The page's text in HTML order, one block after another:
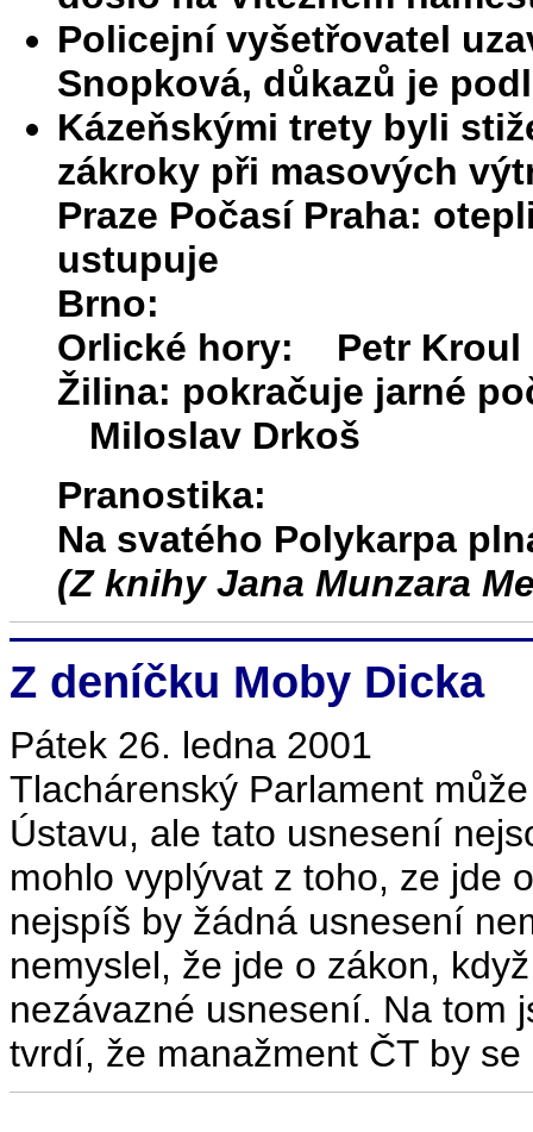
Policejní vyšetřovatel
Snopková, důkazů je
Kázeňskými trety byli
zákroky při masových
Praze Počasí Praha:
ustupuje
Brno:
Orlické hory: Petr Kroul
Žilina: pokračuje jarné
Miloslav Drkoš
Pranostika:
Na svatého Polykarpa
(Z knihy Jana Munzara
Z deníčku Moby Dicka
Pátek 26. ledna 2001
Tlachárenský Parlament
Ústavu, ale tato usnesení
mohlo vyplývat z toho, ze jde
nejspíš by žádná usnesení
nemyslel, že jde o zákon,
nezávazné usnesení. Na tom
tvrdí, že manažment ČT by